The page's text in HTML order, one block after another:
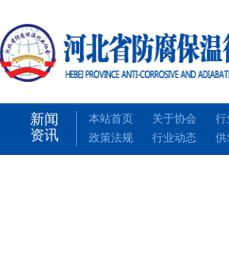
新闻
资讯
本站首页 关于协会
行
政策法规
行业动态 供